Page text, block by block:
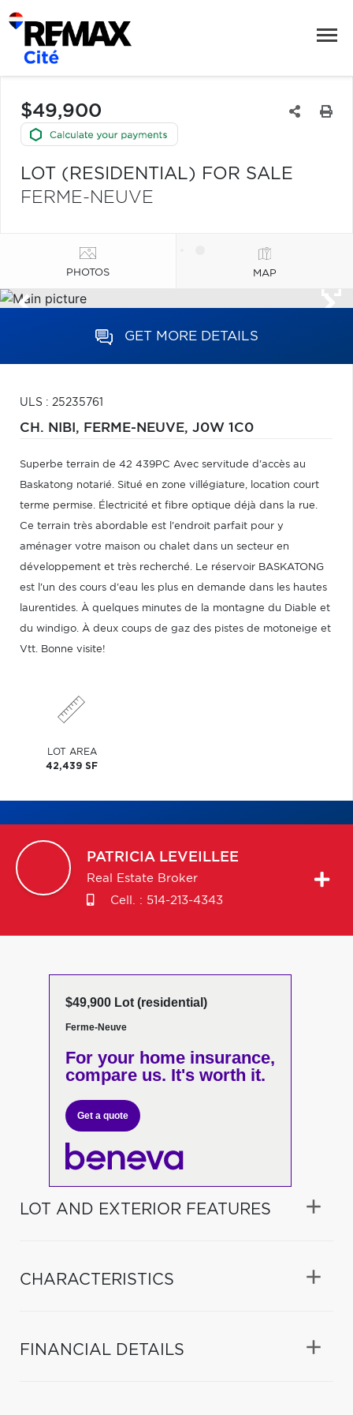
$49,900
LOT (RESIDENTIAL) FOR SALE
FERME-NEUVE
PHOTOS MAP
GET MORE DETAILS
ULS : 25235761
CH. NIBI, FERME-NEUVE, J0W 1C0
Superbe terrain de 42 439PC Avec servitude d'accès au
Baskatong notarié. Situé en zone villégiature, location court
terme permise. Électricité et fibre optique déjà dans la rue.
Ce terrain très abordable est l'endroit parfait pour y
aménager votre maison ou chalet dans un secteur en
développement et très recherché. Le réservoir BASKATONG
est l'un des cours d'eau les plus en demande dans les hautes
laurentides. À quelques minutes de la montagne du Diable et
du windigo. À deux coups de gaz des pistes de motoneige et
Vtt. Bonne visite!
LOT AREA
42,439 SF
PATRICIA LEVEILLEE
Real Estate Broker
Cell. : 514-213-4343
$49,900 Lot (residential)
Ferme-Neuve
For your home insurance,
compare us. It's worth it.
Get a quote
LOT AND EXTERIOR FEATURES
CHARACTERISTICS
FINANCIAL DETAILS